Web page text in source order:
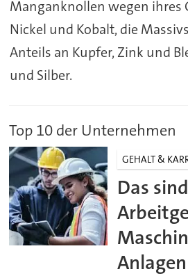
Manganknollen wegen ihres
Nickel und Kobalt, die
Anteils an Kupfer, Zink und
und Silber.
Top 10 der Unternehmen
GEHALT &
Das